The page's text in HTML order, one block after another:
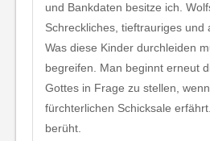
und Bankdaten besitze ich.
Schreckliches, tieftrauriges und
Was diese Kinder durchleiden
begreifen. Man beginnt erneut
Gottes in Frage zu stellen,
fürchterlichen Schicksale
berüht.